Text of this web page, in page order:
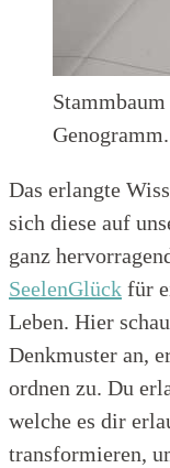
Genogramm.
Das erlangte
sich diese auf
ganz
SeelenGlück für
Leben. Hier
Denkmuster an,
ordnen zu. Du
welche es dir
transformieren,